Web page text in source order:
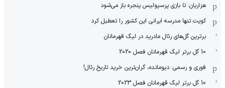
هزاریان: تا بازی پرسپولیس پنجره باز می‌شود
کویت تنها مدرسه ایرانی این کشور را تعطیل کرد
برترین گل‌های رئال مادرید در لیگ قهرمانان
10 گل برتر لیگ قهرمانان فصل 2020
فوری و رسمی: دیومانده، گران‌ترین خرید تاریخ رئال!
10 گل برتر لیگ قهرمانان فصل 2023